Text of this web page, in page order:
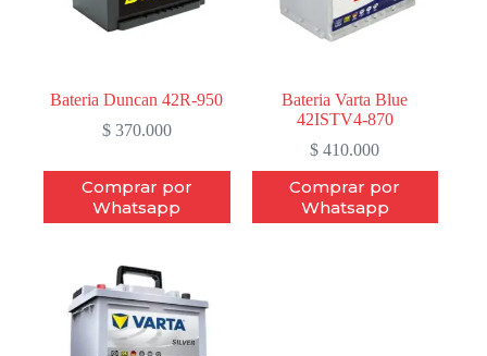
Bateria Duncan 42R-950
$370.000
Comprar por
Whatsapp
Bateria Varta Blue
42ISTV4-870
$ 410.000
Comprar por
Whatsapp